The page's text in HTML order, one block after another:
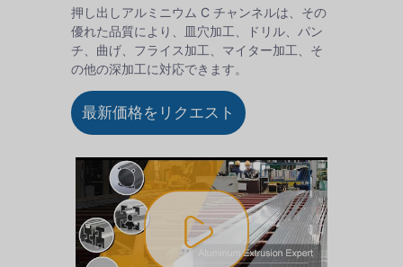
押し出しアルミニウム C チャンネルは、その
優れた品質により、皿穴加工、ドリル、パン
チ、曲げ、フライス加工、マイター加工、そ
の他の深加工に対応できます。
最新価格をリクエスト